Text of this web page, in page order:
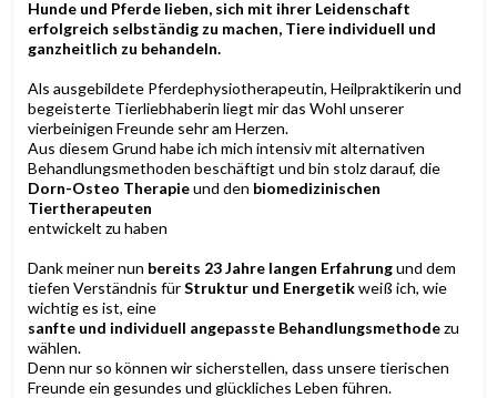
Hunde und Pferde lieben, sich mit ihrer Leidenschaft
erfolgreich selbständig zu machen, Tiere individuell und
ganzheitlich zu behandeln.
Als ausgebildete Pferdephysiotherapeutin, Heilpraktikerin und
begeisterte Tierliebhaberin liegt mir das Wohl unserer
vierbeinigen Freunde sehr am Herzen.
Aus diesem Grund habe ich mich intensiv mit alternativen
Behandlungsmethoden beschäftigt und bin stolz darauf, die
Dorn-Osteo Therapieund den biomedizinischen
Tiertherapeuten
entwickelt zu haben
Dank meiner nun bereits 23 Jahre langen Erfahrungund dem
tiefen Verständnis fürStruktur und Energetikweiß ich, wie
wichtig es ist, eine
sanfte und individuell angepasste Behandlungsmethodezu
wählen.
Denn nur so können wir sicherstellen, dass unsere tierischen
Freunde ein gesundes und glückliches Leben führen.